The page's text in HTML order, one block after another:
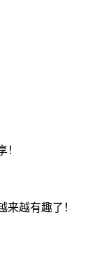
越有趣了！